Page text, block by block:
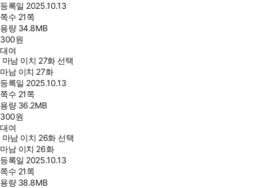
등록일 2025.10.13
쪽수 21쪽
용량 34.8MB
300원
대여
마남 이치 27화 선택
마남 이치 27화
등록일 2025.10.13
쪽수 21쪽
용량 36.2MB
300원
대여
마남 이치 26화 선택
마남 이치 26화
등록일 2025.10.13
쪽수 21쪽
용량 38.8MB